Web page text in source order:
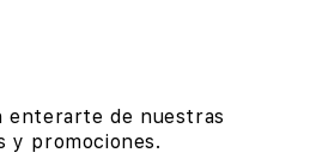
enterarte de nuestras
y promociones.